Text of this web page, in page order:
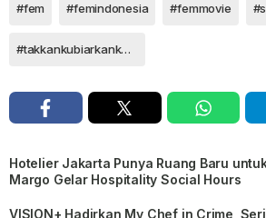
#fem #femindonesia #femmovie
#takkankubiarkankaumenangis
Hotelier Jakarta Punya Ruang Baru
Margo Gelar Hospitality Social Hours
VISION+ Hadirkan My Chef in Crime,